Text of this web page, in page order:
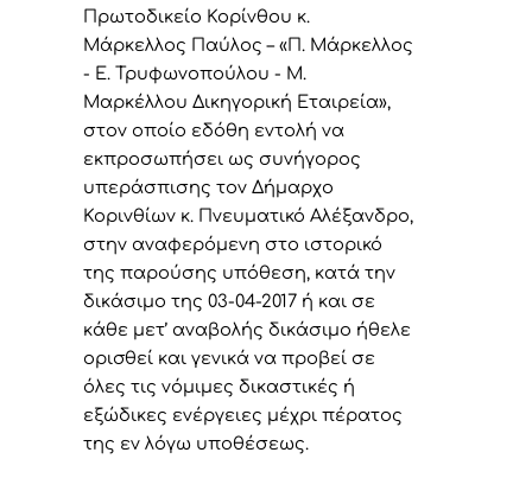
Πρωτοδικείο Κορίνθου κ.
Μάρκελλος Παύλος – «Π. Μάρκελλος
- Ε. Τρυφωνοπούλου - Μ.
Μαρκέλλου Δικηγορική Εταιρεία»,
στον οποίο εδόθη εντολή να
εκπροσωπήσει ως συνήγορος
υπεράσπισης τον Δήμαρχο
Κορινθίων κ. Πνευματικό Αλέξανδρο,
στην αναφερόμενη στο ιστορικό
της παρούσης υπόθεση, κατά την
δικάσιμο της 03-04-2017 ή και σε
κάθε μετ’ αναβολής δικάσιμο ήθελε
ορισθεί και γενικά να προβεί σε
όλες τις νόμιμες δικαστικές ή
εξώδικες ενέργειες μέχρι πέρατος
της εν λόγω υποθέσεως.